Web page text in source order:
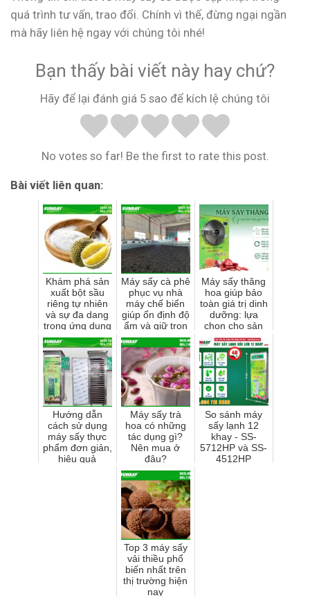
quá trình tư vấn, trao đổi. Chính vì thế, đừng ngại ngần
mà hãy liên hệ ngay với chúng tôi nhé!
Bạn thấy bài viết này hay chứ?
Hãy để lại đánh giá 5 sao để kích lệ chúng tôi
No votes so far! Be the first to rate this post.
Bài viết liên quan:
Khám phá sản
xuất bột sầu
riêng tự nhiên
và sự đa dang
trong ứng dụng
Máy sấy cà phê
phục vụ nhà
máy chế biến
giúp ổn định độ
ẩm và giữ trọn
hương vị
nguyên bản
Máy sấy thăng
hoa giúp bảo
toàn giá trị dinh
dưỡng: lựa
chọn cho sản
phẩm cao cấp
Hướng dẫn
cách sử dụng
máy sấy thực
phẩm đơn giản,
hiệu quả
Máy sấy trà
hoa có những
tác dụng gì?
Nên mua ở
đâu?
So sánh máy
sấy lạnh 12
khay - SS-
5712HP và SS-
4512HP
Top 3 máy sấy
vải thiều phổ
biến nhất trên
thị trường hiện
nay